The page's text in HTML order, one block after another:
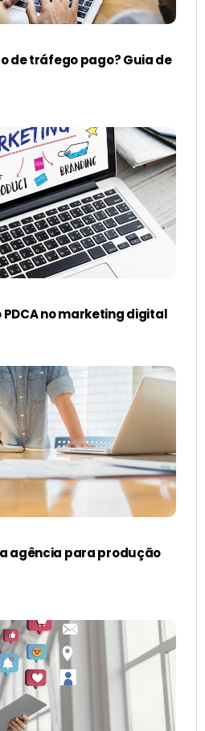
de tráfego pago? Guia de
no marketing digital
agência para produção